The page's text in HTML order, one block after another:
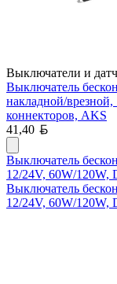
Выключатели и
Выключатель
накладной/
коннекторов, AKS
41,40
Выключатель
12/24V, 60W/120W,
Выключатель
12/24V, 60W/120W,